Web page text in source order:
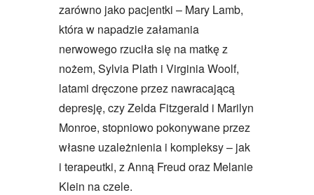
zarówno jako pacjentki – Mary Lamb,
która w napadzie załamania
nerwowego rzuciła się na matkę z
nożem, Sylvia Plath i Virginia Woolf,
latami dręczone przez nawracającą
depresję, czy Zelda Fitzgerald i Marilyn
Monroe, stopniowo pokonywane przez
własne uzależnienia i kompleksy – jak
i terapeutki, z Anną Freud oraz Melanie
Klein na czele.